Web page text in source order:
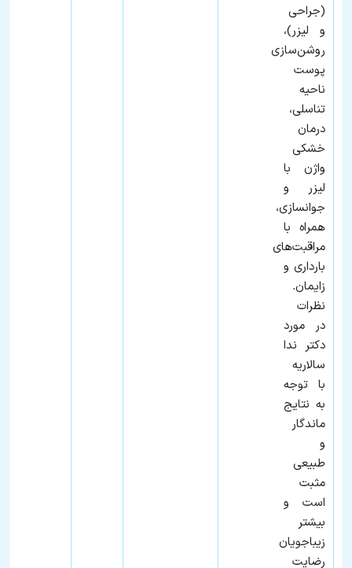
(جراحی
و لیزر)،
روشن‌سازی
پوست
ناحیه
تناسلی،
درمان
خشکی
واژن با
لیزر و
جوانسازی،
همراه با
مراقبت‌های
بارداری و
زایمان.
نظرات
در مورد
دکتر ندا
سالاریه
با توجه
به نتایج
ماندگار
و
طبیعی
مثبت
است و
بیشتر
زیباجویان
رضایت